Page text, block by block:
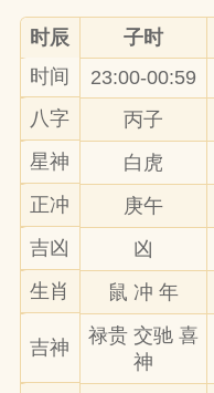
时辰 子时
时间
23:00-00:59
八字
丙子
星神
白虎
正冲
庚午
吉凶
凶
生肖
鼠 冲 年
吉神
禄贵 交驰 喜
神